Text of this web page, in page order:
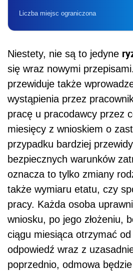
Liczba miejsc ograniczona
Niestety, nie są to jedyne
się wraz nowymi
przewiduje także
wystąpienia przez
pracę u pracodawcy przez
miesięcy z wnioskiem o
przypadku bardziej
bezpiecznych warunków
oznacza to tylko zmiany
także wymiaru etatu, czy
pracy. Każda osoba
wniosku, po jego złożeniu,
ciągu miesiąca otrzymać
odpowiedź wraz z
poprzednio, odmowa